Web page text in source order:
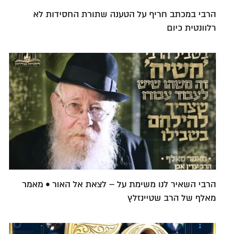
הרבי במכתב חריף על הטענה שתורת החסידות לא
רלוונטית כיום
הרבי השאיר לנו משימת על – לצאת אל האור • מאמר
מאלף של הרב שטיינזלץ